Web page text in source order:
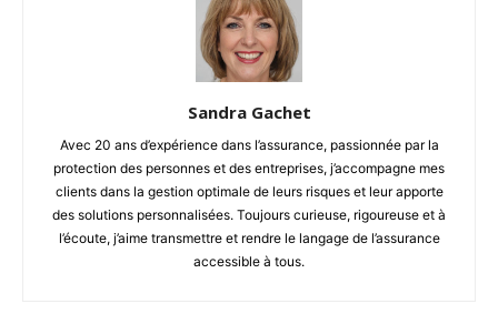
Sandra Gachet
Avec 20 ans d’expérience dans l’assurance, passionnée par la
protection des personnes et des entreprises, j’accompagne mes
clients dans la gestion optimale de leurs risques et leur apporte
des solutions personnalisées. Toujours curieuse, rigoureuse et à
l’écoute, j’aime transmettre et rendre le langage de l’assurance
accessible à tous.